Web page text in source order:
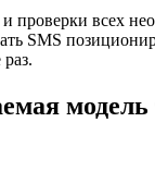
проверки всех
SMS
модель